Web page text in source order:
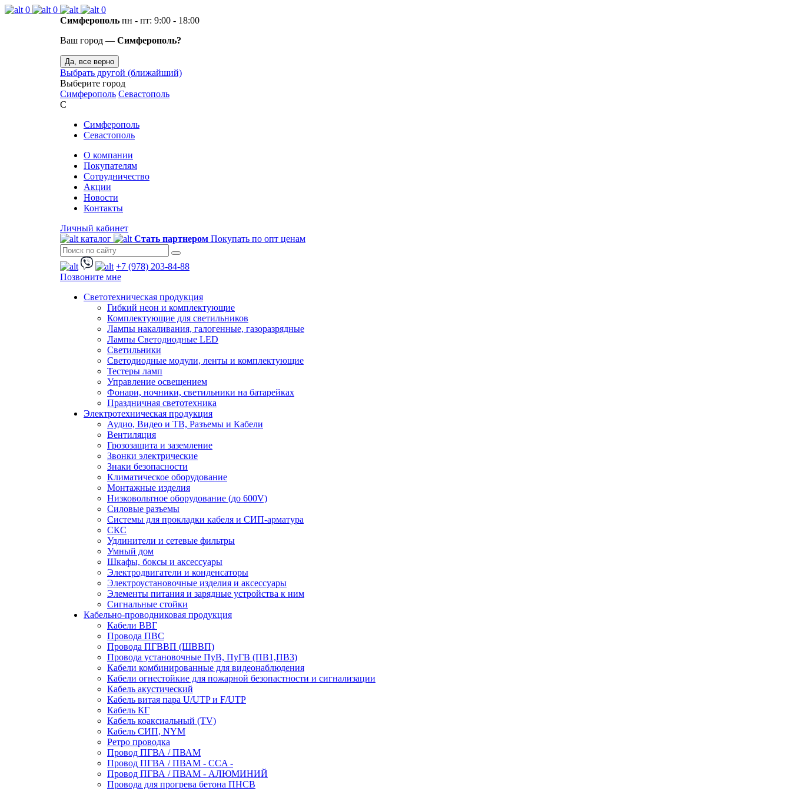
0 0
0
Симферополь пн - пт: 9:00 - 18:00
Ваш город — Симферополь?
Да, все верно
Выбрать другой (ближайший)
Выберите город
Симферополь Севастополь
С
Симферополь
Севастополь
О компании
Покупателям
Сотрудничество
Акции
Новости
Контакты
Личный кабинет
каталог
Стать партнером Покупать по опт ценам
+7 (978) 203-84-88
Позвоните мне
Светотехническая продукция
Гибкий неон и комплектующие
Комплектующие для светильников
Лампы накаливания, галогенные, газоразрядные
Лампы Светодиодные LED
Светильники
Светодиодные модули, ленты и комплектующие
Тестеры ламп
Управление освещением
Фонари, ночники, светильники на батарейках
Праздничная светотехника
Электротехническая продукция
Аудио, Видео и ТВ, Разъемы и Кабели
Вентиляция
Грозозащита и заземление
Звонки электрические
Знаки безопасности
Климатическое оборудование
Монтажные изделия
Низковольтное оборудование (до 600V)
Силовые разъемы
Системы для прокладки кабеля и СИП-арматура
СКС
Удлинители и сетевые фильтры
Умный дом
Шкафы, боксы и аксессуары
Электродвигатели и конденсаторы
Электроустановочные изделия и аксессуары
Элементы питания и зарядные устройства к ним
Сигнальные стойки
Кабельно-проводниковая продукция
Кабели ВВГ
Провода ПВС
Провода ПГВВП (ШВВП)
Провода установочные ПуВ, ПуГВ (ПВ1,ПВ3)
Кабели комбинированные для видеонаблюдения
Кабели огнестойкие для пожарной безопастности и сигнализации
Кабель акустический
Кабель витая пара U/UTP и F/UTP
Кабель КГ
Кабель коаксиальный (TV)
Кабель СИП, NYM
Ретро проводка
Провод ПГВА / ПВАМ
Провод ПГВА / ПВАМ - CCA -
Провод ПГВА / ПВАМ - АЛЮМИНИЙ
Провода для прогрева бетона ПНСВ